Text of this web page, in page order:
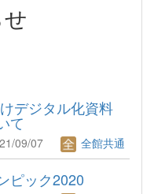
デジタル化資料
て
09/07 全館共通
ピック2020